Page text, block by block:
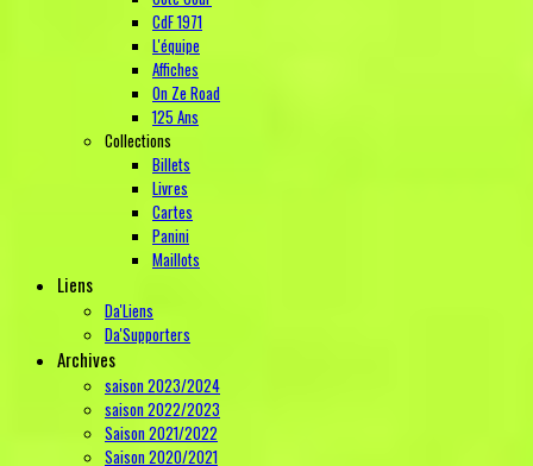
CdF 1971
L'équipe
Affiches
On Ze Road
125 Ans
Collections
Billets
Livres
Cartes
Panini
Maillots
Liens
Da'Liens
Da'Supporters
Archives
saison 2023/2024
saison 2022/2023
Saison 2021/2022
Saison 2020/2021